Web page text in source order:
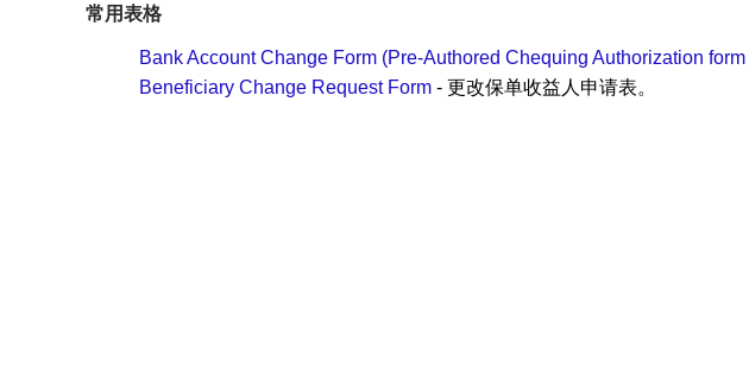
常用表格
Bank Account Change Form (Pre-Authored Chequing Authorization form
Beneficiary Change Request Form - 更改保单收益人申请表。